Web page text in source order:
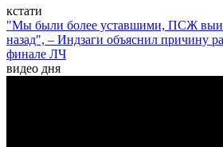
кстати
"Мы были более уставшими, ПСЖ
назад", – Индзаги объяснил причину
финале ЛЧ
видео дня